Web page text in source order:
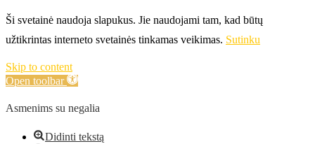
Ši svetainė naudoja slapukus. Jie naudojami tam, kad būtų
užtikrintas interneto svetainės tinkamas veikimas. Sutinku
Skip to content
Open toolbar
Asmenims su negalia
Didinti tekstą